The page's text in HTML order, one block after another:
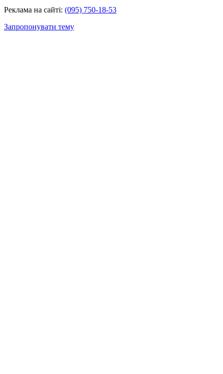
Реклама на сайті: (095) 750-18-53
Запропонувати тему